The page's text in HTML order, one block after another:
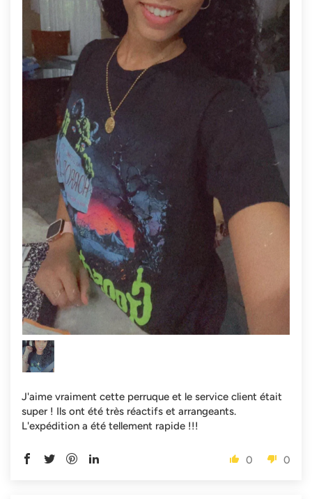
J'aime vraiment cette perruque et le service client était
super ! Ils ont été très réactifs et arrangeants.
L'expédition a été tellement rapide !!!
0 0